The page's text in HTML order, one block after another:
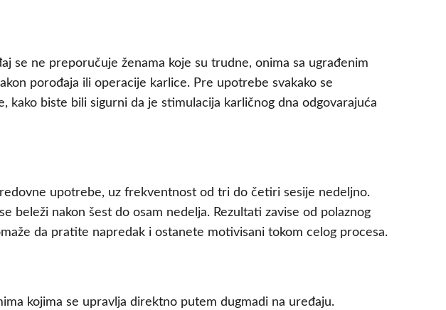
se ne preporučuje ženama koje su trudne, onima sa ugrađenim
porođaja ili operacije karlice. Pre upotrebe svakako se
biste bili sigurni da je stimulacija karličnog dna odgovarajuća
upotrebe, uz frekventnost od tri do četiri sesije nedeljno.
beleži nakon šest do osam nedelja. Rezultati zavise od polaznog
da pratite napredak i ostanete motivisani tokom celog procesa.
kojima se upravlja direktno putem dugmadi na uređaju.